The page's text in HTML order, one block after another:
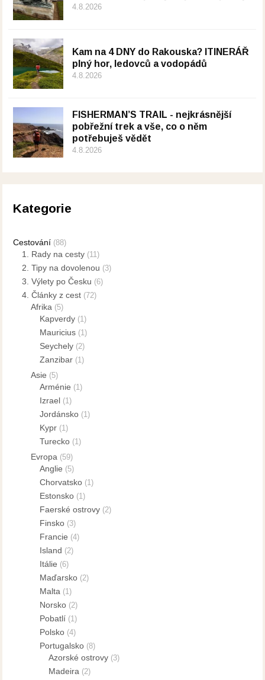
4.8.2026
Kam na 4 DNY do Rakouska? ITINERÁŘ
plný hor, ledovců a vodopádů
4.8.2026
FISHERMAN’S TRAIL - nejkrásnější
pobřežní trek a vše, co o něm
potřebuješ vědět
4.8.2026
Kategorie
Cestování (88)
1. Rady na cesty (11)
2. Tipy na dovolenou (3)
3. Výlety po Česku (6)
4. Články z cest (72)
Afrika (5)
Kapverdy (1)
Mauricius (1)
Seychely (2)
Zanzibar (1)
Asie (5)
Arménie (1)
Izrael (1)
Jordánsko (1)
Kypr (1)
Turecko (1)
Evropa (59)
Anglie (5)
Chorvatsko (1)
Estonsko (1)
Faerské ostrovy (2)
Finsko (3)
Francie (4)
Island (2)
Itálie (6)
Maďarsko (2)
Malta (1)
Norsko (2)
Pobatlí (1)
Polsko (4)
Portugalsko (8)
Azorské ostrovy (3)
Madeira (2)